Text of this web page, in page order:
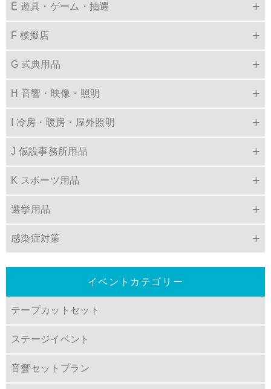
E 遊具・ゲーム・抽選
F 模擬店
G 式典用品
H 音響・映像・照明
I 冷房・暖房・屋外照明
J 仮設事務所用品
K スポーツ用品
選挙用品
感染症対策
イベントカテゴリー
テープカットセット
ステージイベント
音響セットプラン